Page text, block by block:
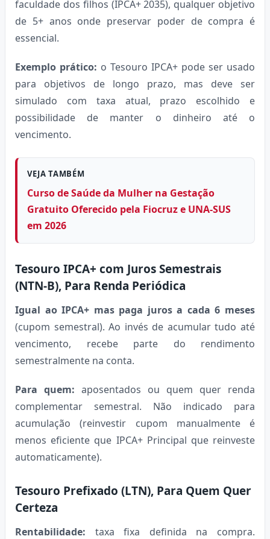
faculdade dos filhos (IPCA+ 2035), qualquer objetivo
de 5+ anos onde preservar poder de compra é
essencial.
Exemplo prático: o Tesouro IPCA+ pode ser usado
para objetivos de longo prazo, mas deve ser
simulado com taxa atual, prazo escolhido e
possibilidade de manter o dinheiro até o
vencimento.
VEJA TAMBÉM
Curso de Saúde da Mulher na Gestação
Gratuito Oferecido pela Fiocruz e UNA-SUS
em 2026
Tesouro IPCA+ com Juros Semestrais
(NTN-B), Para Renda Periódica
Igual ao IPCA+ mas paga juros a cada 6 meses
(cupom semestral). Ao invés de acumular tudo até
vencimento, recebe parte do rendimento
semestralmente na conta.
Para quem: aposentados ou quem quer renda
complementar semestral. Não indicado para
acumulação (reinvestir cupom manualmente é
menos eficiente que IPCA+ Principal que reinveste
automaticamente).
Tesouro Prefixado (LTN), Para Quem Quer
Certeza
Rentabilidade: taxa fixa definida na compra.